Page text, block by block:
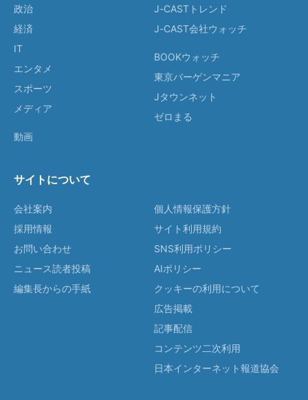
政治
経済
IT
エンタメ
スポーツ
メディア
動画
J-CASTトレンド
J-CAST会社ウォッチ
BOOKウォッチ
東京バーゲンマニア
Jタウンネット
ゼロまる
サイトについて
会社案内
採用情報
お問い合わせ
ニュース読者投稿
編集長からの手紙
個人情報保護方針
サイト利用規約
SNS利用ポリシー
AIポリシー
クッキーの利用について
広告掲載
記事配信
コンテンツ二次利用
日本インターネット報道協会